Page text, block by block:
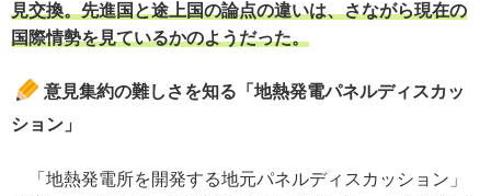
見交換。先進国と途上国の論点の違いは、さながら現在の
国際情勢を見ているかのようだった。
意見集約の難しさを知る「地熱発電パネルディスカッ
ション」
「地熱発電所を開発する地元パネルディスカッション」